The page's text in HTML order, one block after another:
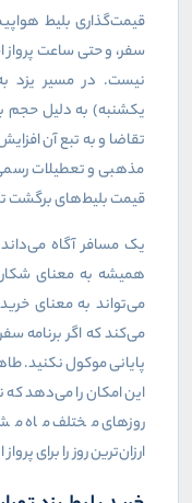
قیمت‌گذاری بلیط
سفر، و حتی ساعت
نیست. در مسیر یزد
یکشنبه) به دلیل حجم
تقاضا و به تبع آن
مذهبی و تعطیلات
قیمت بلیط‌های برگشت
یک مسافر آگاه
همیشه به معنای شکار
می‌تواند به معنای
می‌کند که اگر برنامه
پایانی موکول نکنید.
این امکان را می‌دهد که
روزهای مختلف ماه
ارزان‌ترین روز را برای